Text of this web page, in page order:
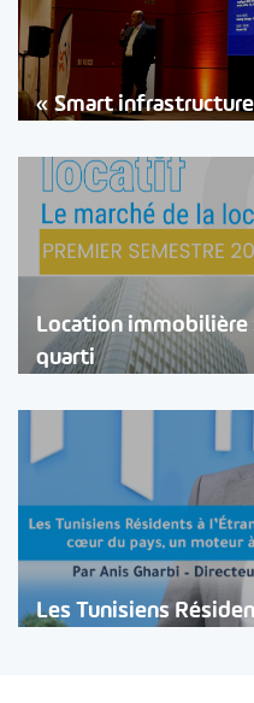
« Smart
Location immobilière
quarti
Les Tunisiens